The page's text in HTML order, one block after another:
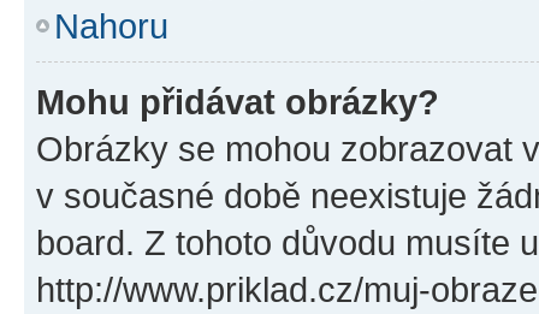
Nahoru
Mohu přidávat obrázky?
Obrázky se mohou zobrazovat
v současné době neexistuje
board. Z tohoto důvodu musíte
http://www.priklad.cz/muj-